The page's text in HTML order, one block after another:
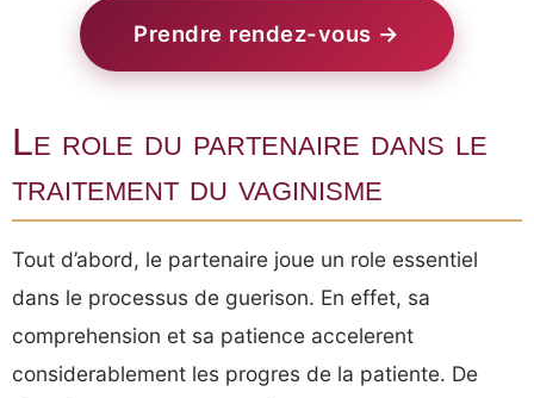
Prendre rendez-vous →
Le role du partenaire dans le
traitement du vaginisme
Tout d’abord, le partenaire joue un role essentiel
dans le processus de guerison. En effet, sa
comprehension et sa patience accelerent
considerablement les progres de la patiente. De